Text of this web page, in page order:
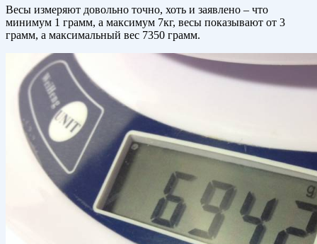
Весы измеряют довольно точно, хоть и заявлено – что
минимум 1 грамм, а максимум 7кг, весы показывают от 3
грамм, а максимальный вес 7350 грамм.